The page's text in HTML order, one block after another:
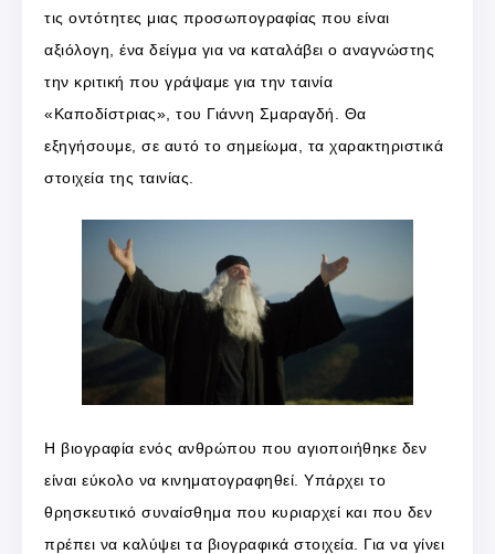
τις οντότητες μιας προσωπογραφίας που είναι
αξιόλογη, ένα δείγμα για να καταλάβει ο αναγνώστης
την κριτική που γράψαμε για την ταινία
«Καποδίστριας», του Γιάννη Σμαραγδή. Θα
εξηγήσουμε, σε αυτό το σημείωμα, τα χαρακτηριστικά
στοιχεία της ταινίας.
Η βιογραφία ενός ανθρώπου που αγιοποιήθηκε δεν
είναι εύκολο να κινηματογραφηθεί. Υπάρχει το
θρησκευτικό συναίσθημα που κυριαρχεί και που δεν
πρέπει να καλύψει τα βιογραφικά στοιχεία. Για να γίνει